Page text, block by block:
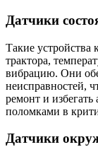
Датчики
Такие устройства
трактора,
вибрацию. Они
неисправностей,
ремонт и
поломками в
Датчики